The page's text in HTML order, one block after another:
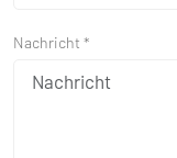
Nachricht *